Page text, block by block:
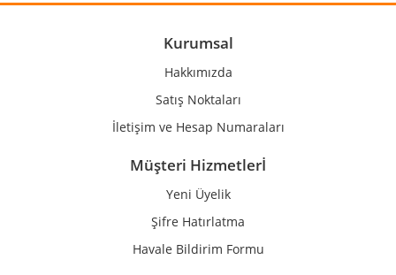
Ürün açıklamasında eksik bilgiler bulunuyor.
Ürün bilgilerinde hatalar bulunuyor.
Gönder
Kurumsal
Hakkımızda
Satış Noktaları
İletişim ve Hesap Numaraları
Müşteri Hizmetlerİ
Yeni Üyelik
Şifre Hatırlatma
Havale Bildirim Formu